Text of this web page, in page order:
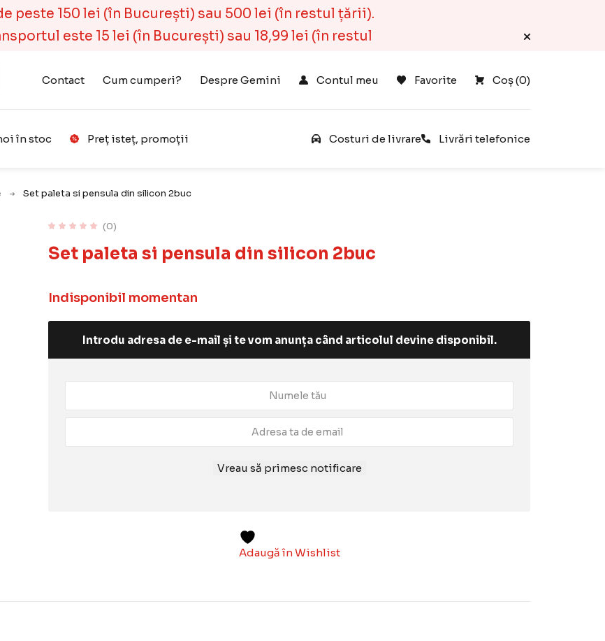
peste 150 lei (în București) sau 500 lei (în restul țării).
este 15 lei (în București) sau 18,99 lei (în restul
Contact Cum cumperi? Despre Gemini Contul meu Coș (0)
Favorite
în stoc Preț isteț, promoții Costuri de livrare Livrări telefonice
Set paleta si pensula din silicon 2buc
(0)
Set paleta si pensula din silicon 2buc
Indisponibil momentan
Introdu adresa de e-mail și te vom anunța când articolul devine disponibil.
Vreau să primesc notificare
Adaugă în Wishlist